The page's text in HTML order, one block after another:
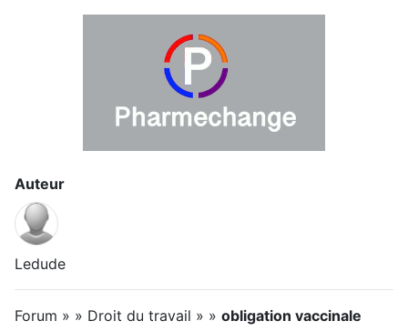
Auteur
Ledude
Forum » » Droit du travail » » obligation vaccinale